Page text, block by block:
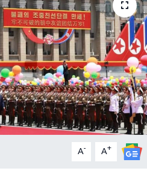
A- A+